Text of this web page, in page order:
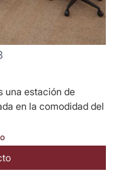
una estación de
en la comodidad del